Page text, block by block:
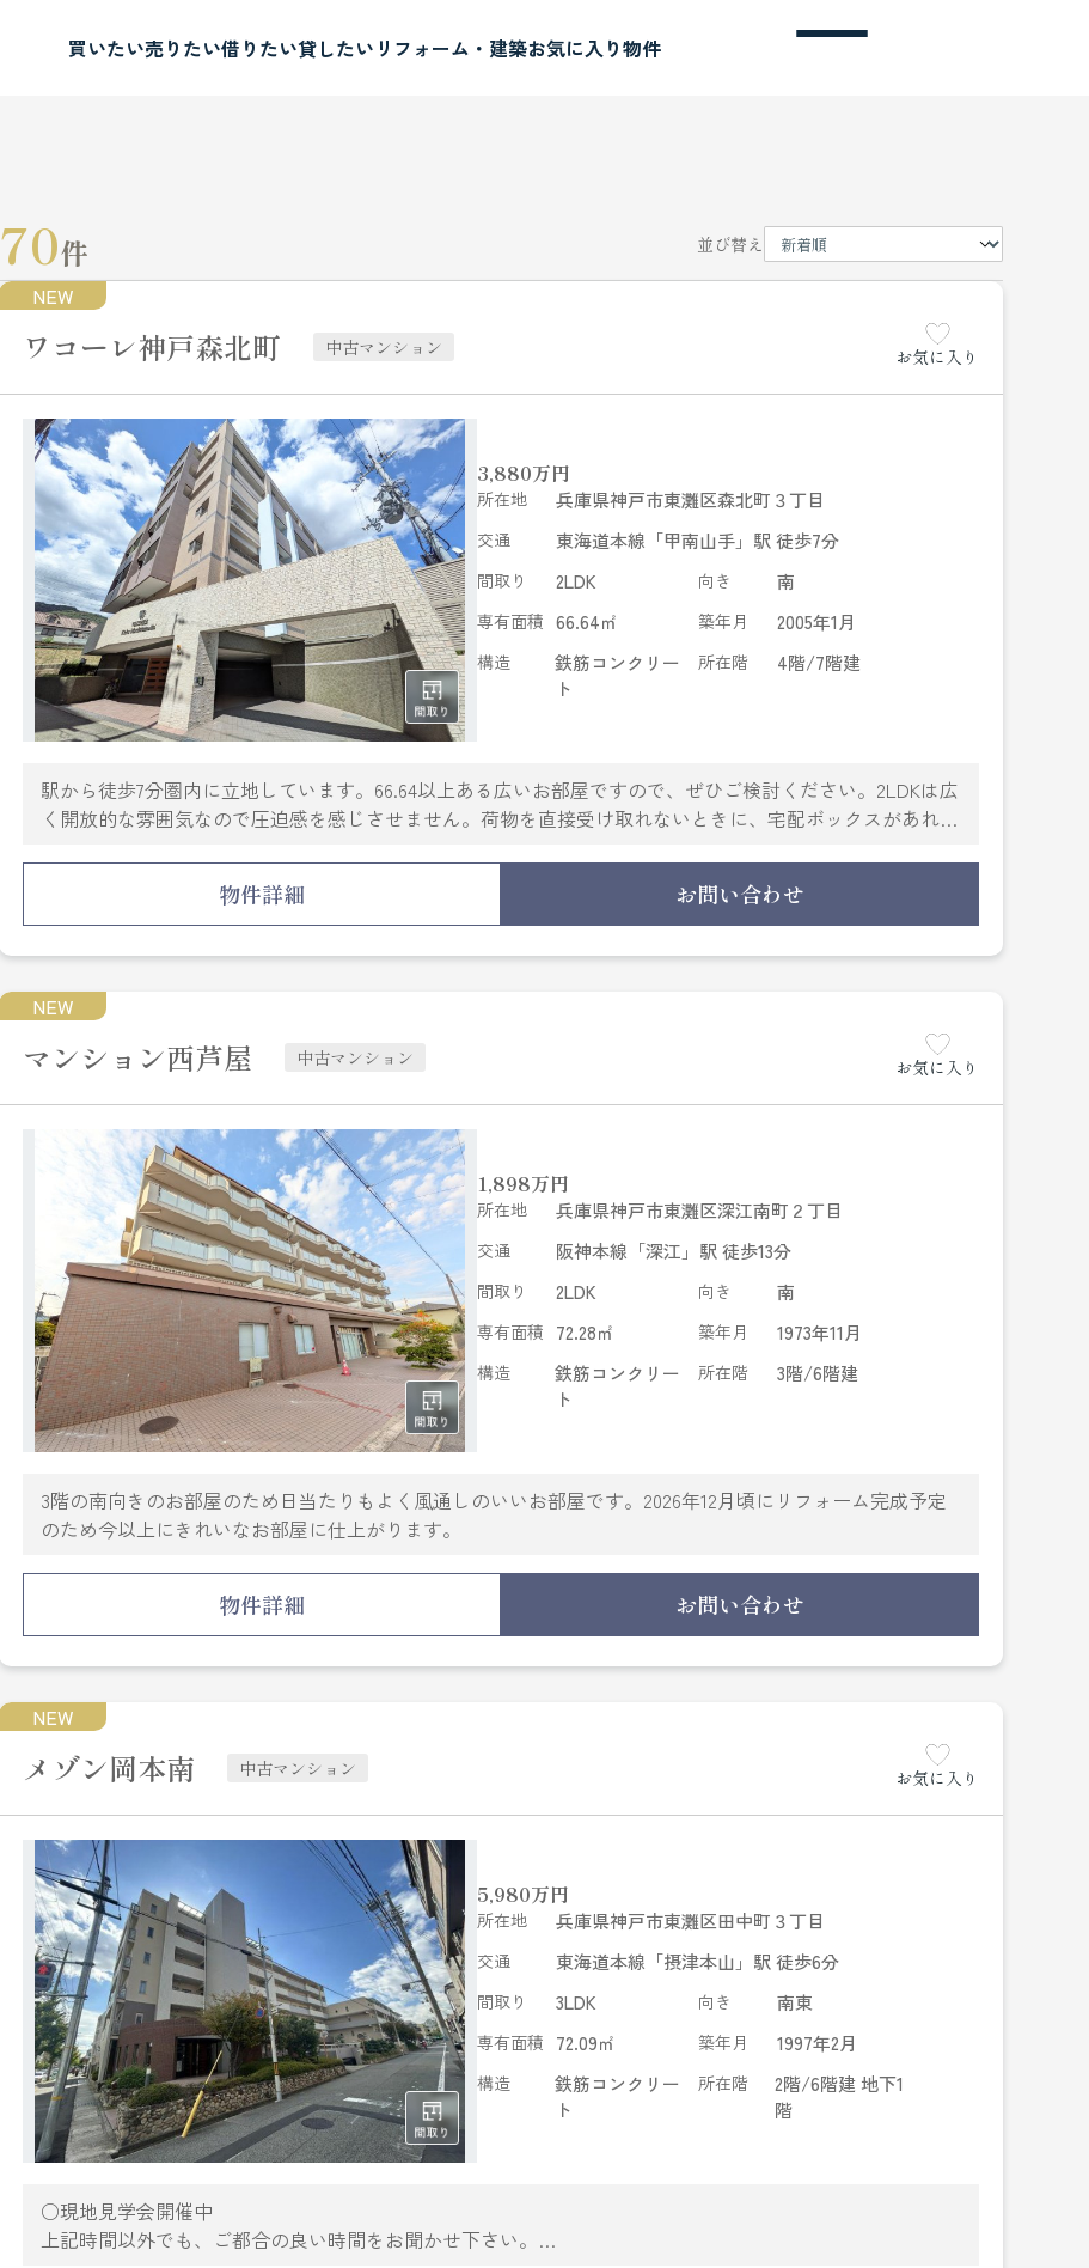
買いたい売りたい借りたい貸したい リフォーム・建築お気に入り物件
70件 並び替え
NEW
ワコーレ神戸森北町 中古マンション お気に入り
3,880万円
所在地 兵庫県神戸市東灘区森北町３丁目
交通 東海道本線「甲南山手」駅 徒歩7分
間取り 2LDK 向き 南
専有面積 66.64㎡ 築年月 2005年1月
構造
鉄筋コンクリー
ト
所在階 4階/7階建
駅から徒歩7分圏内に立地しています。66.64以上ある広いお部屋ですので、ぜひご検討ください。2LDKは広
く開放的な雰囲気なので圧迫感を感じさせません。荷物を直接受け取れないときに、宅配ボックスがあれば
フがしっかりとサポート致します。
物件詳細 お問い合わせ
NEW
マンション西芦屋 中古マンション お気に入り
1,898万円
所在地 兵庫県神戸市東灘区深江南町２丁目
交通 阪神本線「深江」駅 徒歩13分
間取り 2LDK 向き 南
専有面積 72.28㎡ 築年月 1973年11月
構造
鉄筋コンクリー
ト
所在階 3階/6階建
3階の南向きのお部屋のため日当たりもよく風通しのいいお部屋です。2026年12月頃にリフォーム完成予定
のため今以上にきれいなお部屋に仕上がります。
物件詳細 お問い合わせ
NEW
メゾン岡本南 中古マンション お気に入り
5,980万円
所在地 兵庫県神戸市東灘区田中町３丁目
交通 東海道本線「摂津本山」駅 徒歩6分
間取り 3LDK 向き 南東
専有面積 72.09㎡ 築年月 1997年2月
構造
鉄筋コンクリー
ト
所在階
2階/6階建 地下1
階
○現地見学会開催中
上記時間以外でも、ご都合の良い時間をお聞かせ下さい。